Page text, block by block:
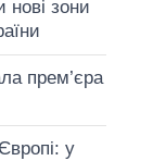
нові зони
прем’єра
у